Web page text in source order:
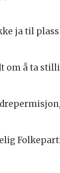
ja til
om å ta